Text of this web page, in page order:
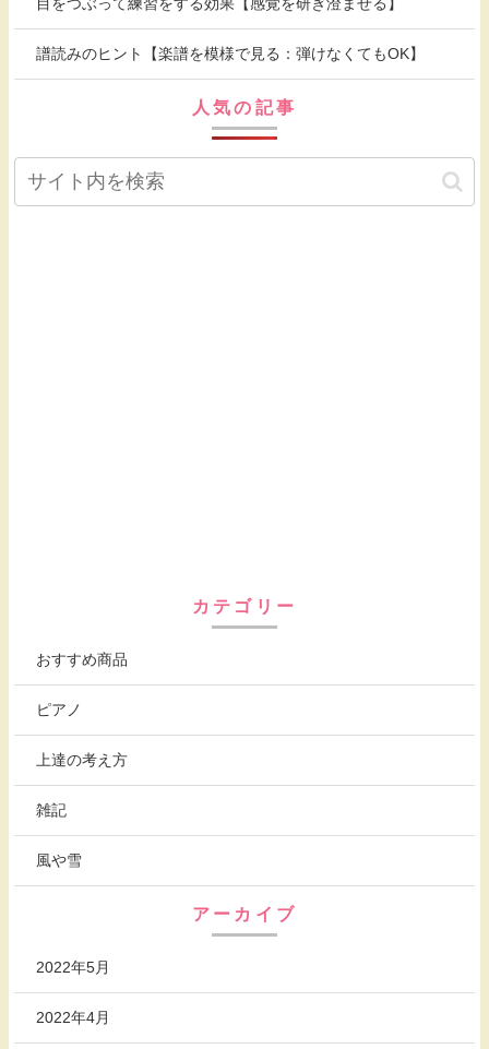
譜読みのヒント【楽譜を模様で見る：弾けなくてもOK】
人気の記事
カテゴリー
おすすめ商品
ピアノ
上達の考え方
雑記
風や雪
アーカイブ
2022年5月
2022年4月